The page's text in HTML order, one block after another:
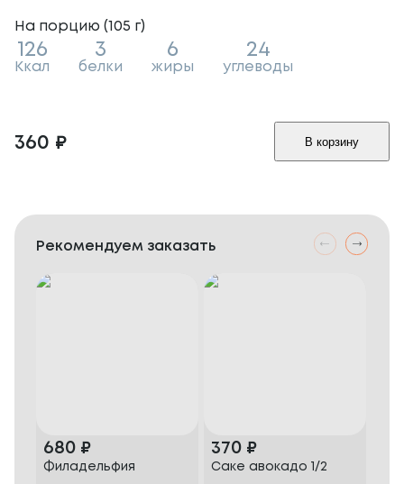
На порцию (105 г)
126
Ккал
3
белки
6
жиры
24
углеводы
360 ₽ В корзину
Рекомендуем заказать
680 ₽
Филадельфия
370 ₽
Саке авокадо 1/2